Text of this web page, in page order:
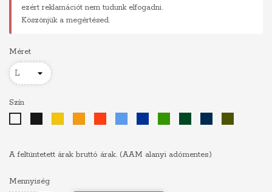
ezért reklamációt nem tudunk elfogadni.
Köszönjük a megértésed.
Méret
Szín
A feltüntetett árak bruttó árak. (AAM alanyi adómentes)
Mennyiség